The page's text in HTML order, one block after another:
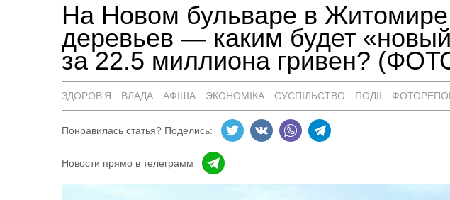
На Новом бульваре в Житомире
деревьев — каким будет
за 22.5 миллиона гривен?
ЗДОРОВ'Я ВЛАДА АФІША ЭКОНОМІКА СУСПІЛЬСТВО ПОДІЇ
Понравилась статья? Поделись:
Новости прямо в телеграмм